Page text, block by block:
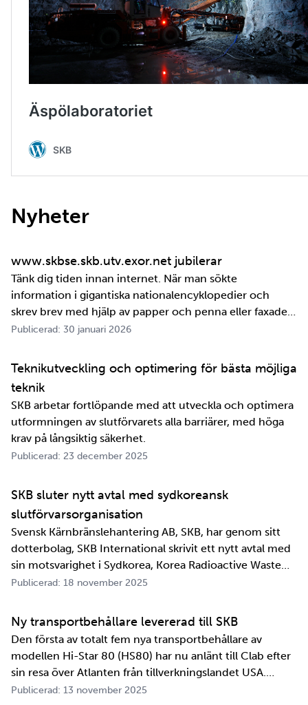
Nyheter
www.skbse.skb.utv.exor.net jubilerar
Tänk dig tiden innan internet. När man sökte
information i gigantiska nationalencyklopedier och
skrev brev med hjälp av papper och penna eller faxade
om ett meddelande skulle fram snabbt. Det är inte
perspektiv i alla fall. För oss på SKB är det …
Publicerad: 30 januari 2026
Teknikutveckling och optimering för bästa möjliga
teknik
SKB arbetar fortlöpande med att utveckla och optimera
utformningen av slutförvarets alla barriärer, med höga
krav på långsiktig säkerhet.
Publicerad: 23 december 2025
SKB sluter nytt avtal med sydkoreansk
slutförvarsorganisation
Svensk Kärnbränslehantering AB, SKB, har genom sitt
dotterbolag, SKB International skrivit ett nytt avtal med
sin motsvarighet i Sydkorea, Korea Radioactive Waste
Agency, KORAD. Avtalet, som är ett så kallat
samarbetet mellan de två organisationerna. …
Publicerad: 18 november 2025
Ny transportbehållare levererad till SKB
Den första av totalt fem nya transportbehållare av
modellen Hi-Star 80 (HS80) har nu anlänt till Clab efter
sin resa över Atlanten från tillverkningslandet USA.
Innan transportbehållaren kan bli en del av SKB:s
Publicerad: 13 november 2025